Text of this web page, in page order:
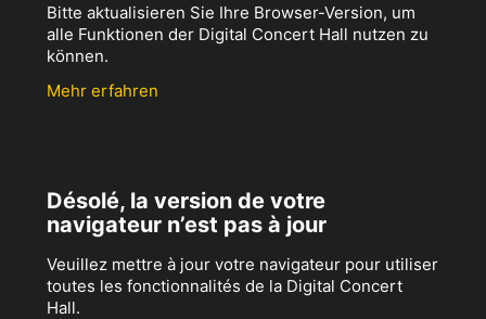
Bitte aktualisieren Sie Ihre Browser-Version, um
alle Funktionen der Digital Concert Hall nutzen zu
können.
Mehr erfahren
Désolé, la version de votre
navigateur n’est pas à jour
Veuillez mettre à jour votre navigateur pour utiliser
toutes les fonctionnalités de la Digital Concert
Hall.